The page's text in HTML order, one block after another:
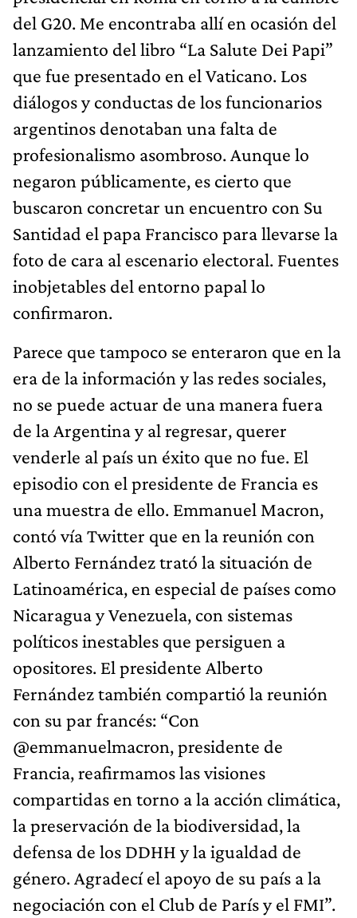
del G20. Me encontraba allí en ocasión del
lanzamiento del libro “La Salute Dei Papi”
que fue presentado en el Vaticano. Los
diálogos y conductas de los funcionarios
argentinos denotaban una falta de
profesionalismo asombroso. Aunque lo
negaron públicamente, es cierto que
buscaron concretar un encuentro con Su
Santidad el papa Francisco para llevarse la
foto de cara al escenario electoral. Fuentes
inobjetables del entorno papal lo
confirmaron.
Parece que tampoco se enteraron que en la
era de la información y las redes sociales,
no se puede actuar de una manera fuera
de la Argentina y al regresar, querer
venderle al país un éxito que no fue. El
episodio con el presidente de Francia es
una muestra de ello. Emmanuel Macron,
contó vía Twitter que en la reunión con
Alberto Fernández trató la situación de
Latinoamérica, en especial de países como
Nicaragua y Venezuela, con sistemas
políticos inestables que persiguen a
opositores. El presidente Alberto
Fernández también compartió la reunión
con su par francés: “Con
@emmanuelmacron, presidente de
Francia, reafirmamos las visiones
compartidas en torno a la acción climática,
la preservación de la biodiversidad, la
defensa de los DDHH y la igualdad de
género. Agradecí el apoyo de su país a la
negociación con el Club de París y el FMI”.